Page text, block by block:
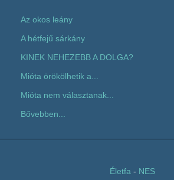
Az okos leány
A hétfejű sárkány
KINEK NEHEZEBB A DOLGA?
Mióta örökölhetik a...
Mióta nem választanak...
Bővebben...
Életfa - NES